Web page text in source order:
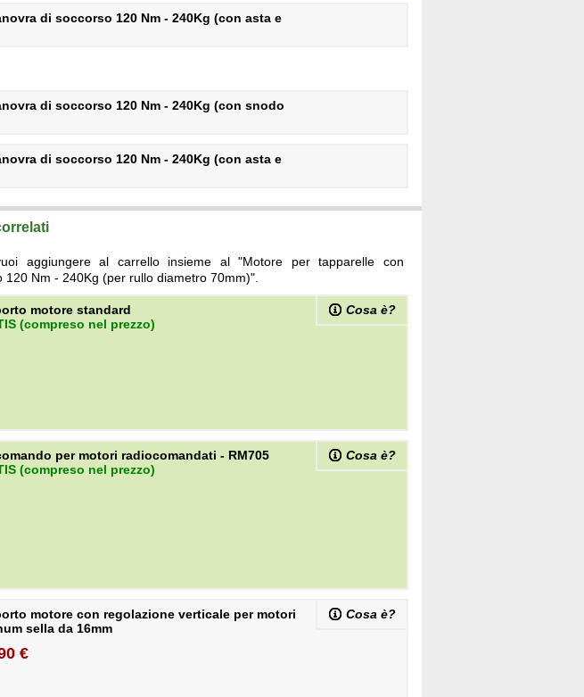
di soccorso 120 Nm - 240Kg (con asta e
di soccorso 120 Nm - 240Kg (con snodo
di soccorso 120 Nm - 240Kg (con asta e
aggiungere al carrello insieme al "Motore per tapparelle con
Nm - 240Kg (per rullo diametro 70mm)".
motore standard
(compreso nel prezzo)
Cosa è?
per motori radiocomandati - RM705
(compreso nel prezzo)
Cosa è?
motore con regolazione verticale per motori
sella da 16mm
€
Cosa è?